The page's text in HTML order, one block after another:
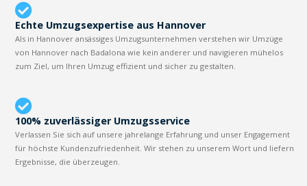
Echte Umzugsexpertise aus Hannover
Als in Hannover ansässiges Umzugsunternehmen verstehen wir Umzüge
von Hannover nach Badalona wie kein anderer und navigieren mühelos
zum Ziel, um Ihren Umzug effizient und sicher zu gestalten.
100% zuverlässiger Umzugsservice
Verlassen Sie sich auf unsere jahrelange Erfahrung und unser Engagement
für höchste Kundenzufriedenheit. Wir stehen zu unserem Wort und liefern
Ergebnisse, die überzeugen.